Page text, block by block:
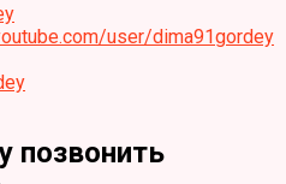
user/dima91gordey
позвонить